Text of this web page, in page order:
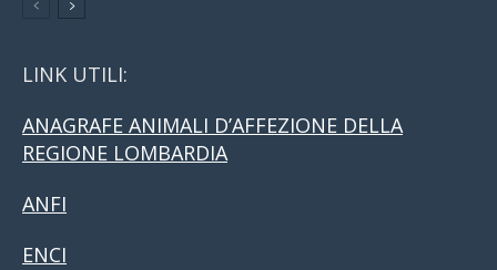
LINK UTILI:
ANAGRAFE ANIMALI D’AFFEZIONE DELLA
REGIONE LOMBARDIA
ANFI
ENCI